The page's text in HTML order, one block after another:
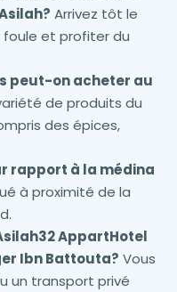
Arrivez tôt le
foule et profiter du
peut-on acheter au
de produits du
des épices,
rapport à la médina
à proximité de la
AppartHotel
Ibn Battouta? Vous
un transport privé